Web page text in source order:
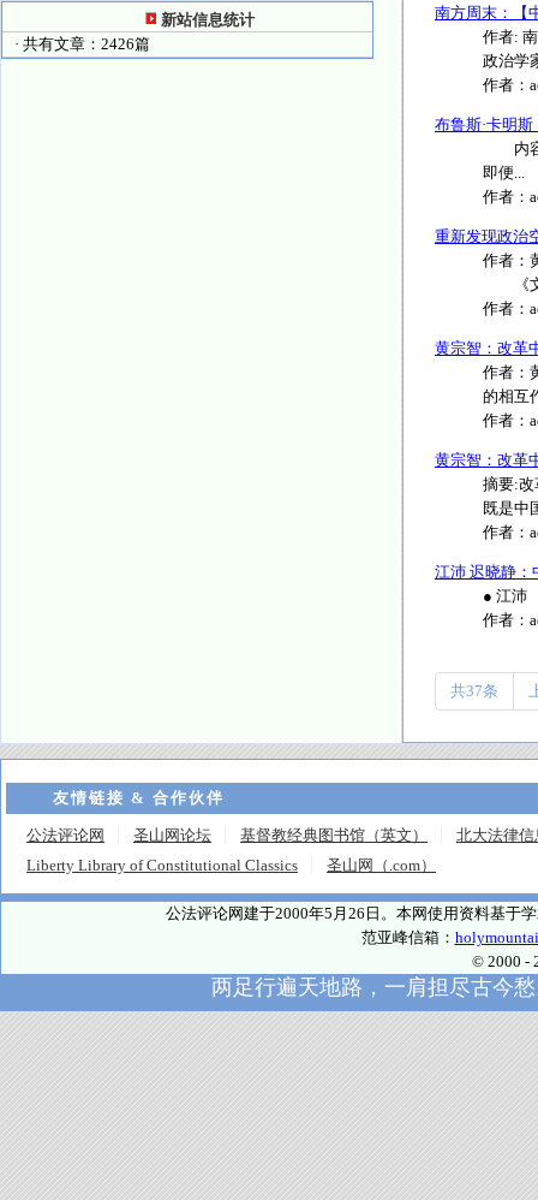
新站信息统计
· 共有文章：2426篇
南方周末：【
作者:
政治学
作者：
布鲁斯·卡明
内容
即便...
作者：
重新发现政治
作者：
《文
作者：
黄宗智：改革
作者：
的相互
作者：
黄宗智：改革
摘要:改
既是中
作者：
江沛 迟晓静：
● 江沛
作者：
共37条
友情链接 & 合作伙伴
公法评论网 圣山网论坛 基督教经典图书馆（英文）
北大法律信
Liberty Library of Constitutional Classics
圣山网（.com）
公法评论网建于2000年5月26日。本网使用资料基于
范亚峰信箱：
© 2000 -
两足行遍天地路，一肩担尽古今